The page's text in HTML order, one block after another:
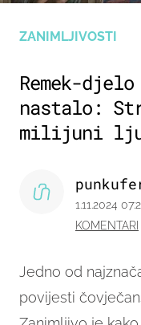
ZANIMLJIVOSTI
Remek-
nastalo:
milijuni
Jedno od
povijesti
1.11.2024
KOMENTARI